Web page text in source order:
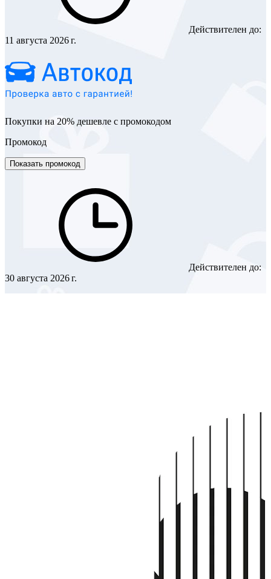
Действителен до:
11 августа 2026 г.
Покупки на 20% дешевле с промокодом
Промокод
Показать промокод
Действителен до:
30 августа 2026 г.